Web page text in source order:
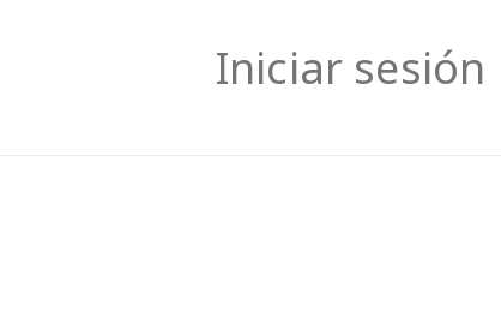
Iniciar sesión